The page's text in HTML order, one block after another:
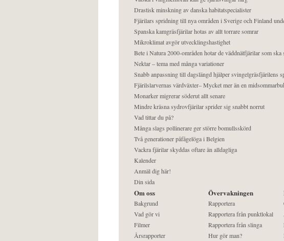
Drastisk minskning av danska habitatspecialister
Fjärilars spridning till nya områden i Sverige och Finland
Spanska kamgräsfjärilar hotas av allt torrare somrar
Mikroklimat avgör utvecklingshastighet
Bete i Natura 2000-områden hotar de väddnätfjärilar som ska
Nektar – tema med många variationer
Snabb anpassning till dagslängd hjälper svingelgräsfjärilens
Fjärilslarvernas värdväxter– Mycket mer än en
Monarker migrerar söderut allt senare
Mindre kräsna sydrovfjärilar sprider sig snabbt norrut
Vad tittar du på?
Många slags pollinerare ger större bomullsskörd
Två generationer påfågelöga i Belgien
Vackra fjärilar skyddas oftare än alldagliga
Kalender
Anmäl dig här!
Din sida
Om oss
Bakgrund
Vad gör vi
Filmer
Årsrapporter
Övervakningen
Rapportera
Rapportera från punktlokal
Rapportera från slinga
Hur gör man?